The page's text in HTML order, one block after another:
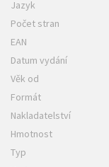
Jazyk
Počet stran
EAN
Datum vydání
Věk od
Formát
Nakladatelství
Hmotnost
Typ